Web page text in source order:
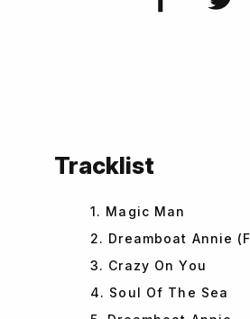
Tracklist
1. Magic Man
2. Dreamboat Annie
3. Crazy On You
4. Soul Of The Sea